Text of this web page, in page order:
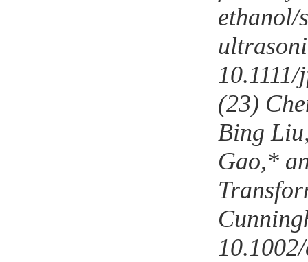
ethanol/
(23)
Bing
Gao,*